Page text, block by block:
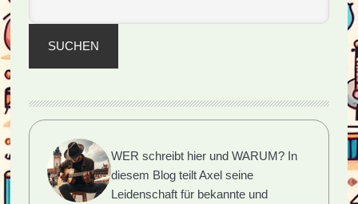
SUCHEN
WER schreibt hier und WARUM? In
diesem Blog teilt Axel seine
Leidenschaft für bekannte und